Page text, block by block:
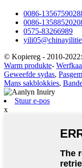
0086-
0086-
0575-83266989
© Kopiereg - 2010-
Warm produkte-
Geweefde sydas,
Mans sakblokkies,
Stuur e-pos
x